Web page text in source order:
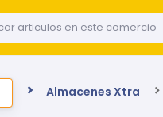
Almacenes Xtra